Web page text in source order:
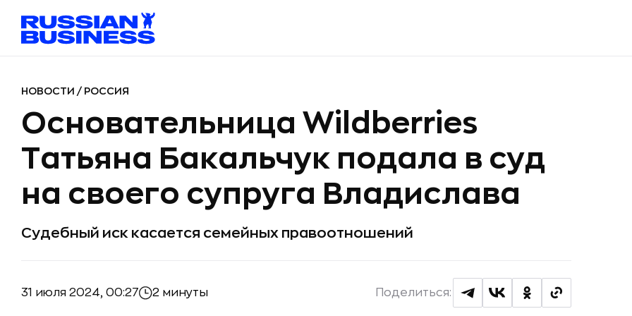
НОВОСТИ / РОССИЯ
Основательница Wildberries
Татьяна Бакальчук подала в суд
на своего супруга Владислава
Судебный иск касается семейных правоотношений
31 июля 2024, 00:27 2 минуты Поделиться: